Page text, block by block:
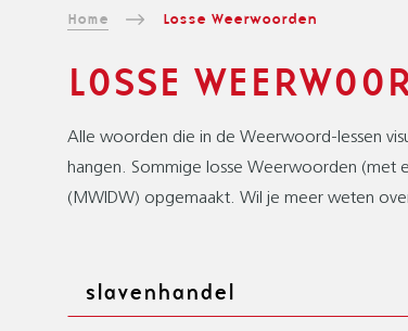
D
A
V
I
G
A
T
K
R
U
I
M
E
A
Home Losse Weerwoorden
LOSSE
Alle woorden die in de Weerwoord-lessen
hangen. Sommige losse Weerwoorden (met
(MWIDW) opgemaakt. Wil je meer weten
Zoeken